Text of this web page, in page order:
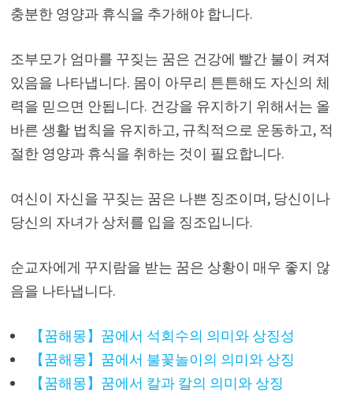
충분한 영양과 휴식을 추가해야 합니다.
조부모가 엄마를 꾸짖는 꿈은 건강에 빨간 불이 켜져
있음을 나타냅니다. 몸이 아무리 튼튼해도 자신의 체
력을 믿으면 안됩니다. 건강을 유지하기 위해서는 올
바른 생활 법칙을 유지하고, 규칙적으로 운동하고, 적
절한 영양과 휴식을 취하는 것이 필요합니다.
여신이 자신을 꾸짖는 꿈은 나쁜 징조이며, 당신이나
당신의 자녀가 상처를 입을 징조입니다.
순교자에게 꾸지람을 받는 꿈은 상황이 매우 좋지 않
음을 나타냅니다.
【꿈해몽】꿈에서 석회수의 의미와 상징성
【꿈해몽】꿈에서 불꽃놀이의 의미와 상징
【꿈해몽】꿈에서 칼과 칼의 의미와 상징